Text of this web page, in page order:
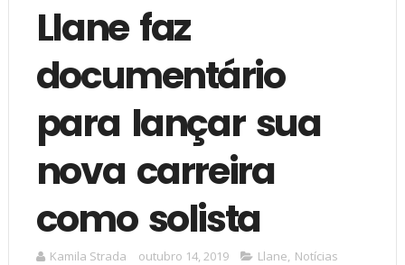
Llane faz
documentário
para lançar sua
nova carreira
como solista
Kamila Strada outubro 14, 2019 Llane, Notícias